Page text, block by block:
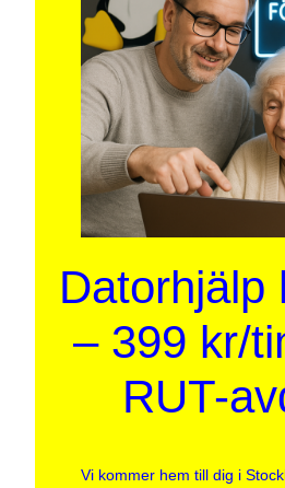
Datorhjälp
– 399 kr/
RUT-
Vi kommer hem till dig i